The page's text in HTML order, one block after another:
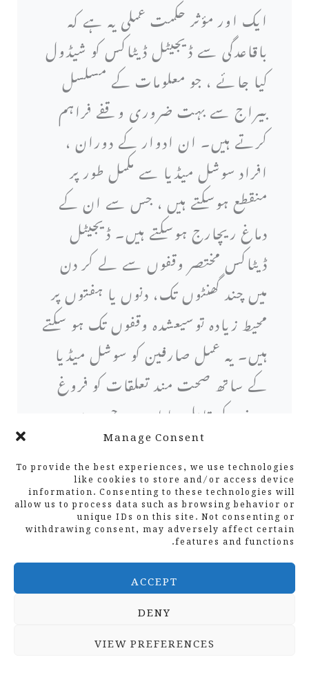
Manage Consent
To provide the best experiences, we use technologies
like cookies to store and/or access device
information. Consenting to these technologies will
allow us to process data such as browsing behavior or
unique IDs on this site. Not consenting or
withdrawing consent, may adversely affect certain
features and functions.
ACCEPT
DENY
VIEW PREFERENCES
ایک اور مؤثر حکمت عملی یہ ہے کہ
باقاعدگی سے ڈیجیٹل ڈیٹاکس کو شیڈول
کیا جائے ، جو معلومات کے مسلسل
بیراج سے بہت ضروری وقفے فراہم
کرتے ہیں۔ ان ادوار کے دوران ،
افراد سوشل میڈیا سے مکمل طور پر
منقطع ہوسکتے ہیں ، جس سے ان کے
دماغ ریچارج ہوسکتے ہیں۔ ڈیجیٹل
ڈیٹاکس مختصر وقفوں سے لے کر دن
میں چند گھنٹوں تک، دنوں یا ہفتوں پر
محیط زیادہ توسیعشدہ وقفوں تک ہو سکتے
ہیں۔ یہ عمل صارفین کو سوشل میڈیا
کے ساتھ صحت مند تعلقات کو فروغ
دینے کے قابل بناتا ہے ، جس سے
انہیں تازہ دم اور زیادہ توجہ مرکوز
کرنے کی اجازت ملتی ہے۔
مصروفیت کے بارے میں جان بوجھ کر
ہونا کسی کے سوشل میڈیا کے تجربے
کو نمایاں طور پر بہتر بنا سکتا ہے۔ بغیر
سوچے سمجھے سکرول کرنے کے بجائے
، صارفین کو جان بوجھ کر مواد کے